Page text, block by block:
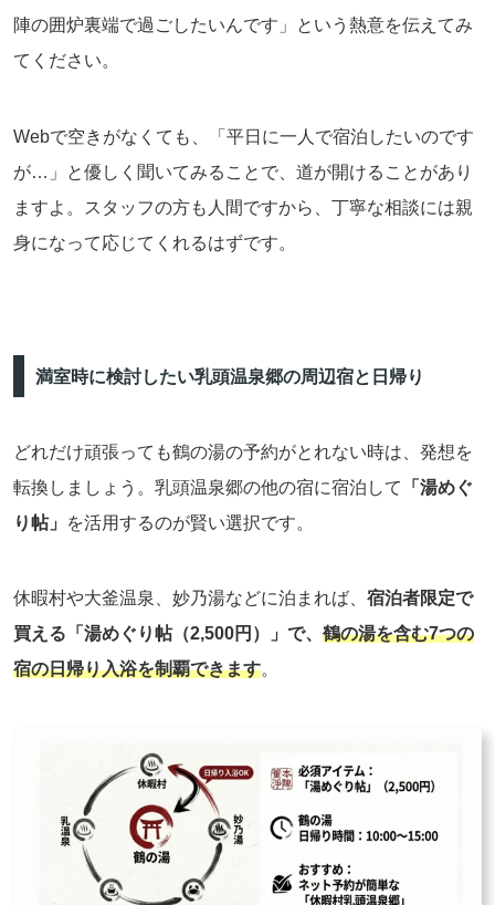
陣の囲炉裏端で過ごしたいんです」という熱意を伝えてみ
てください。
Webで空きがなくても、「平日に一人で宿泊したいのです
が…」と優しく聞いてみることで、道が開けることがあり
ますよ。スタッフの方も人間ですから、丁寧な相談には親
身になって応じてくれるはずです。
満室時に検討したい乳頭温泉郷の周辺宿と日帰り
どれだけ頑張っても鶴の湯の予約がとれない時は、発想を
転換しましょう。乳頭温泉郷の他の宿に宿泊して
「湯めぐ
り帖」
を活用するのが賢い選択です。
休暇村や大釜温泉、妙乃湯などに泊まれば、 宿泊者限定で
買える「湯めぐり帖（2,500円）」で、 鶴の湯を含む7つの
宿の日帰り入浴を制覇できます。